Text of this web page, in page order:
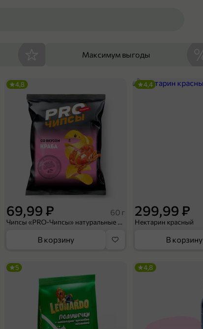
Максимум выгоды
69,99 ₽ 60 г
Чипсы «PRO-Чипсы» натуральные картофельные со вкусом краба, 60 г
4,8
В корзину
299,99 ₽
Нектарин красный
4,4
В корзину
5 4,8